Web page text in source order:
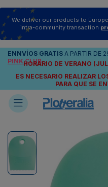
We deliver our products to
intra-community transaction
ENNVÍOS GRATIS A PARTIR DE
PINK CLUB
HORARIO DE VERANO
ES NECESARIO REALIZAR
PARA QUE SE